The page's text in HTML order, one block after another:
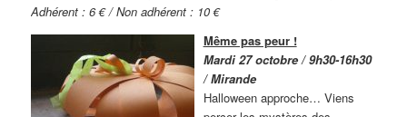
Adhérent : 6 € / Non adhérent : 10 €
Même pas peur !
Mardi 27 octobre / 9h30-16h30
/ Mirande
Halloween approche… Viens